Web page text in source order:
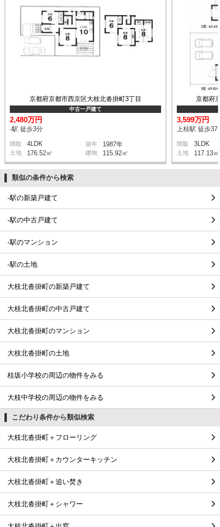
京都府京都市西京区大枝北沓掛町3丁目
中古一戸建て
2,480万円
-駅 徒歩3分
間取 4LDK 築年 1987年
土地 176.52㎡ 建物 115.92㎡
京都府
3,599万円
上桂駅 徒歩37
間取 3LDK
土地 117.13㎡
類似の条件から検索
-駅の新築戸建て
-駅の中古戸建て
-駅のマンション
-駅の土地
大枝北沓掛町の新築戸建て
大枝北沓掛町の中古戸建て
大枝北沓掛町のマンション
大枝北沓掛町の土地
桂坂小学校の周辺の物件をみる
大枝中学校の周辺の物件をみる
こだわり条件から類似検索
大枝北沓掛町＋フローリング
大枝北沓掛町＋カウンターキッチン
大枝北沓掛町＋追い焚き
大枝北沓掛町＋シャワー